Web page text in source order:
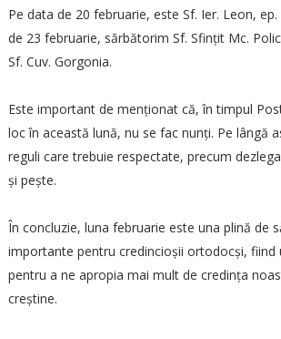
Pe data de 20 februarie, este Sf. Ier. Leon,
de 23 februarie, sărbătorim Sf. Sfințit Mc.
Sf. Cuv. Gorgonia.
Este important de menționat că, în timpul
loc în această lună, nu se fac nunți. Pe lângă
reguli care trebuie respectate, precum
și pește.
În concluzie, luna februarie este una plină de
importante pentru credincioșii ortodocși,
pentru a ne apropia mai mult de credința
creștine.